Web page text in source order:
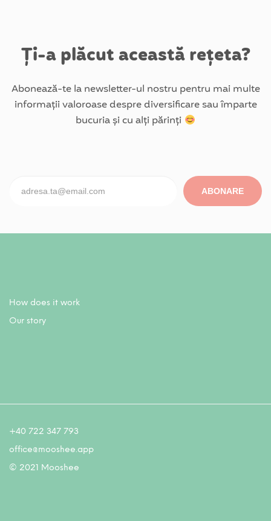
Ți-a plăcut această rețeta?
Abonează-te la newsletter-ul nostru pentru mai multe
informații valoroase despre diversificare sau împarte
bucuria și cu alți părinți
ABONARE
How does it work
Our story
+40 722 347 793
office@mooshee.app
© 2021 Mooshee